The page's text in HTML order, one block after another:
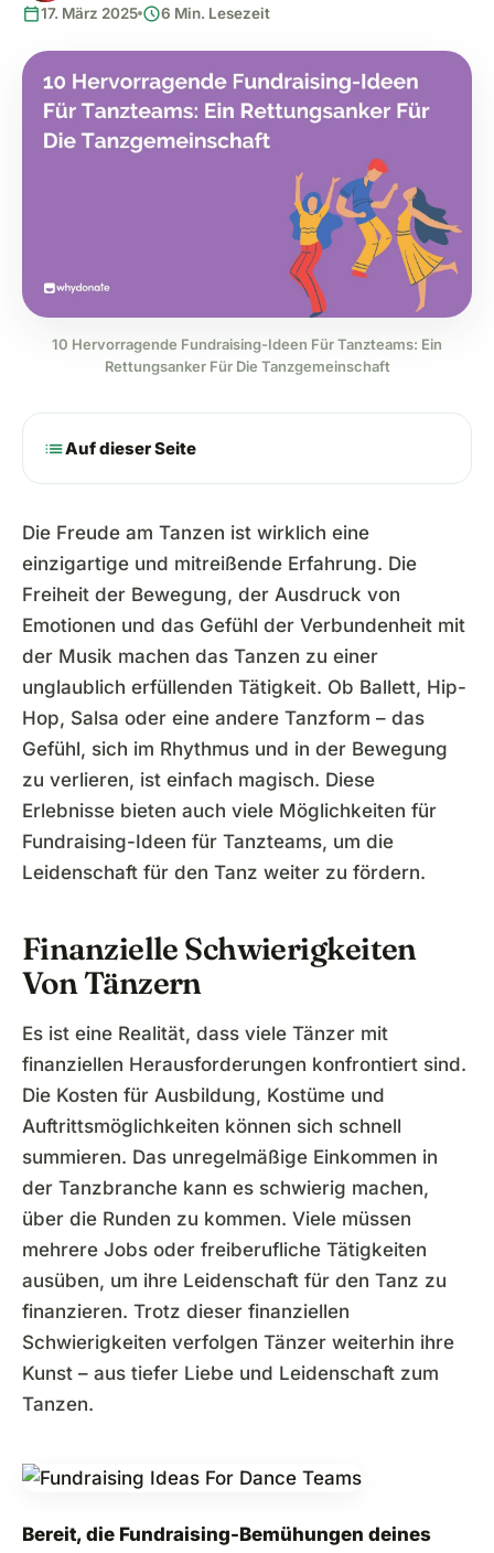
calendar_today17. März 2025 schedule6 Min. Lesezeit
10 Hervorragende Fundraising-Ideen Für Tanzteams: Ein
Rettungsanker Für Die Tanzgemeinschaft
listAuf dieser Seite
Die Freude am Tanzen ist wirklich eine
einzigartige und mitreißende Erfahrung. Die
Freiheit der Bewegung, der Ausdruck von
Emotionen und das Gefühl der Verbundenheit mit
der Musik machen das Tanzen zu einer
unglaublich erfüllenden Tätigkeit. Ob Ballett, Hip-
Hop, Salsa oder eine andere Tanzform – das
Gefühl, sich im Rhythmus und in der Bewegung
zu verlieren, ist einfach magisch. Diese
Erlebnisse bieten auch viele Möglichkeiten für
Fundraising-Ideen für Tanzteams, um die
Leidenschaft für den Tanz weiter zu fördern.
Finanzielle Schwierigkeiten
Von Tänzern
Es ist eine Realität, dass viele Tänzer mit
finanziellen Herausforderungen konfrontiert sind.
Die Kosten für Ausbildung, Kostüme und
Auftrittsmöglichkeiten können sich schnell
summieren. Das unregelmäßige Einkommen in
der Tanzbranche kann es schwierig machen,
über die Runden zu kommen. Viele müssen
mehrere Jobs oder freiberufliche Tätigkeiten
ausüben, um ihre Leidenschaft für den Tanz zu
finanzieren. Trotz dieser finanziellen
Schwierigkeiten verfolgen Tänzer weiterhin ihre
Kunst – aus tiefer Liebe und Leidenschaft zum
Tanzen.
Bereit, die Fundraising-Bemühungen deines